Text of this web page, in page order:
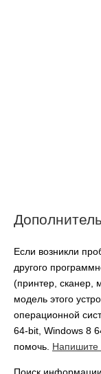
Если возникли
другого
(принтер, сканер,
модель этого
операционной
64-bit, Windows 8
помочь. Напишите